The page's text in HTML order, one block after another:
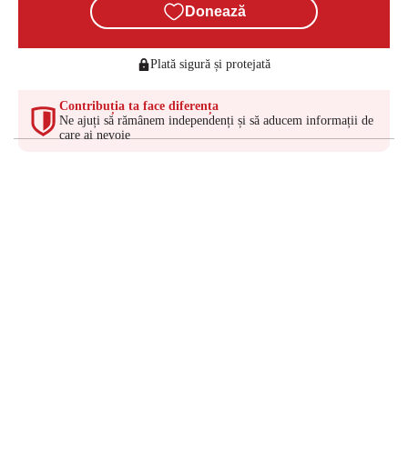
Donează
Plată sigură și protejată
Contribuția ta face diferența
Ne ajuți să rămânem independenți și să aducem informații de
care ai nevoie